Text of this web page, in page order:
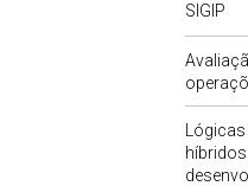
SIGIP